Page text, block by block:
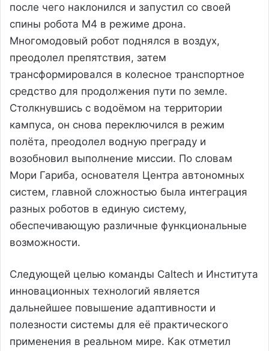
после чего наклонился и запустил со своей
спины робота M4 в режиме дрона.
Многомодовый робот поднялся в воздух,
преодолел препятствия, затем
трансформировался в колесное транспортное
средство для продолжения пути по земле.
Столкнувшись с водоёмом на территории
кампуса, он снова переключился в режим
полёта, преодолел водную преграду и
возобновил выполнение миссии. По словам
Мори Гариба, основателя Центра автономных
систем, главной сложностью была интеграция
разных роботов в единую систему,
обеспечивающую различные функциональные
возможности.
Следующей целью команды Caltech и Института
инновационных технологий является
дальнейшее повышение адаптивности и
полезности системы для её практического
применения в реальном мире. Как отметил